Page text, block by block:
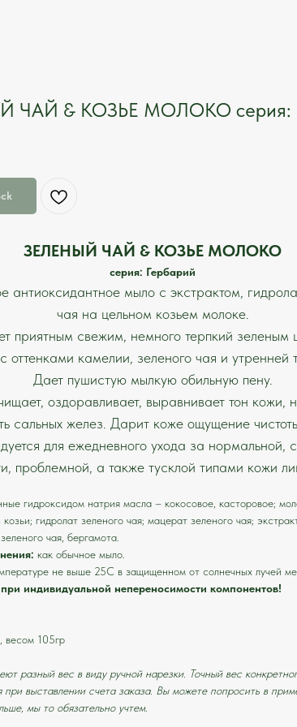
ЧАЙ & КОЗЬЕ МОЛОКО серия:
ЗЕЛЕНЫЙ ЧАЙ & КОЗЬЕ МОЛОКО
серия: Гербарий
антиоксидантное мыло с экстрактом,
чая на цельном козьем молоке.
приятным свежим, немного терпкий зеленым
оттенками камелии, зеленого чая и утренней
Дает пушистую мылкую обильную пену.
оздоравливает, выравнивает тон кожи,
сальных желез. Дарит коже ощущение
для ежедневного ухода за нормальной,
проблемной, а также тусклой типами кожи
гидроксидом натрия масла – кокосовое, касторовое;
козьи; гидролат зеленого чая; мацерат зеленого чая;
чая, бергамота.
как обычное мыло.
не выше 25С в защищенном от солнечных лучей
индивидуальной непереносимости компонентов!
весом 105гр
разный вес в виду ручной нарезки. Точный вес
при выставлении счета заказа. Вы можете попросить в
мы то обязательно учтем.